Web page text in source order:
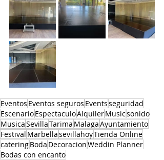
Eventos Eventos seguros Eventsseguridad
EscenarioEspectaculoAlquilerMusicsonido
MusicaSevillaTarima MalagaAyuntamiento
Festival MarbellasevillahoyTienda Online
cateringBoda DecoracionWeddin Planner
Bodas con encanto